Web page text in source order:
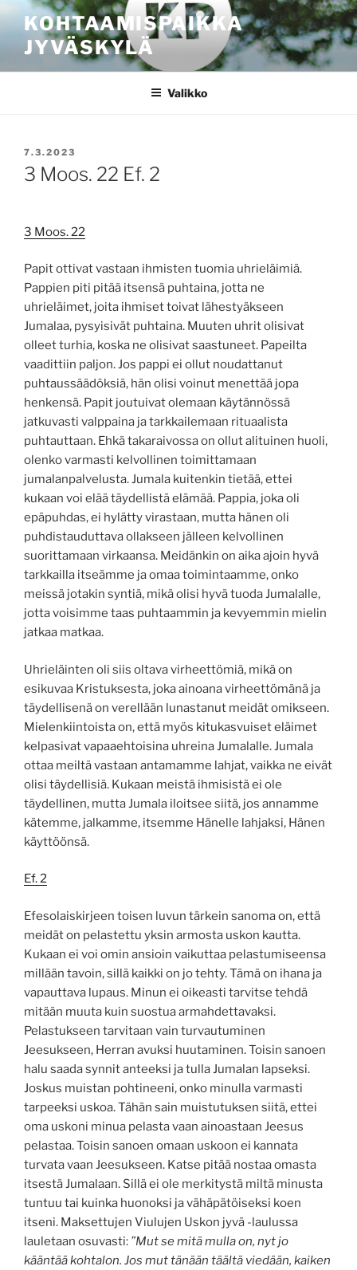
sisältöönKOHTAAMISPAIKKA
JYVÄSKYLÄ
Valikko
JULKAISTU
7.3.2023
3 Moos. 22 Ef. 2
3 Moos. 22
Papit ottivat vastaan ihmisten tuomia uhrieläimiä.
Pappien piti pitää itsensä puhtaina, jotta ne
uhrieläimet, joita ihmiset toivat lähestyäkseen
Jumalaa, pysyisivät puhtaina. Muuten uhrit olisivat
olleet turhia, koska ne olisivat saastuneet. Papeilta
vaadittiin paljon. Jos pappi ei ollut noudattanut
puhtaussäädöksiä, hän olisi voinut menettää jopa
henkensä. Papit joutuivat olemaan käytännössä
jatkuvasti valppaina ja tarkkailemaan rituaalista
puhtauttaan. Ehkä takaraivossa on ollut alituinen huoli,
olenko varmasti kelvollinen toimittamaan
jumalanpalvelusta. Jumala kuitenkin tietää, ettei
kukaan voi elää täydellistä elämää. Pappia, joka oli
epäpuhdas, ei hylätty virastaan, mutta hänen oli
puhdistauduttava ollakseen jälleen kelvollinen
suorittamaan virkaansa. Meidänkin on aika ajoin hyvä
tarkkailla itseämme ja omaa toimintaamme, onko
meissä jotakin syntiä, mikä olisi hyvä tuoda Jumalalle,
jotta voisimme taas puhtaammin ja kevyemmin mielin
jatkaa matkaa.
Uhrieläinten oli siis oltava virheettömiä, mikä on
esikuvaa Kristuksesta, joka ainoana virheettömänä ja
täydellisenä on verellään lunastanut meidät omikseen.
Mielenkiintoista on, että myös kitukasvuiset eläimet
kelpasivat vapaaehtoisina uhreina Jumalalle. Jumala
ottaa meiltä vastaan antamamme lahjat, vaikka ne eivät
olisi täydellisiä. Kukaan meistä ihmisistä ei ole
täydellinen, mutta Jumala iloitsee siitä, jos annamme
kätemme, jalkamme, itsemme Hänelle lahjaksi, Hänen
käyttöönsä.
Ef. 2
Efesolaiskirjeen toisen luvun tärkein sanoma on, että
meidät on pelastettu yksin armosta uskon kautta.
Kukaan ei voi omin ansioin vaikuttaa pelastumiseensa
millään tavoin, sillä kaikki on jo tehty. Tämä on ihana ja
vapauttava lupaus. Minun ei oikeasti tarvitse tehdä
mitään muuta kuin suostua armahdettavaksi.
Pelastukseen tarvitaan vain turvautuminen
Jeesukseen, Herran avuksi huutaminen. Toisin sanoen
halu saada synnit anteeksi ja tulla Jumalan lapseksi.
Joskus muistan pohtineeni, onko minulla varmasti
tarpeeksi uskoa. Tähän sain muistutuksen siitä, ettei
oma uskoni minua pelasta vaan ainoastaan Jeesus
pelastaa. Toisin sanoen omaan uskoon ei kannata
turvata vaan Jeesukseen. Katse pitää nostaa omasta
itsestä Jumalaan. Sillä ei ole merkitystä miltä minusta
tuntuu tai kuinka huonoksi ja vähäpätöiseksi koen
itseni. Maksettujen Viulujen Uskon jyvä -laulussa
lauletaan osuvasti: ”Mut se mitä mulla on, nyt jo
kääntää kohtalon. Jos mut tänään täältä viedään, kaiken